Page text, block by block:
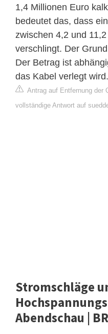
1,4 Millionen Euro
bedeutet das, dass
zwischen 4,2 und
verschlingt. Der
Der Betrag ist
das Kabel verlegt wird.
Antrag auf Entfernung der
vollständige Antwort auf
Stromschläge
Abendschau |